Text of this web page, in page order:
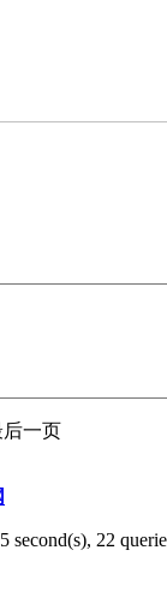
后一页
second(s), 22